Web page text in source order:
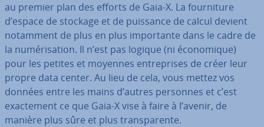
au premier plan des efforts de Gaia-X. La four­ni­ture
d’espace de stockage et de puissance de calcul devient
notamment de plus en plus im­por­tante dans le cadre de
la nu­mé­ri­sa­tion. Il n’est pas logique (ni éco­no­mique)
pour les petites et moyennes en­tre­prises de créer leur
propre data center. Au lieu de cela, vous mettez vos
données entre les mains d’autres personnes et c’est
exac­te­ment ce que Gaia-X vise à faire à l’avenir, de
manière plus sûre et plus trans­pa­rente.